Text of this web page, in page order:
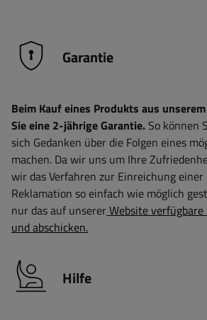
Garantie
Beim Kauf eines Produkts aus
Sie eine 2-jährige Garantie. So können
sich Gedanken über die Folgen eines
machen. Da wir uns um Ihre
wir das Verfahren zur Einreichung einer
Reklamation so einfach wie möglich
nur das auf unsererWebsite
und abschicken.
Hilfe